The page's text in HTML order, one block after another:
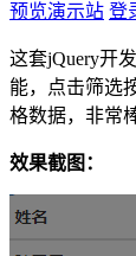
预览演示站 登
这套jQuery开
能，点击筛选
格数据，非常
效果截图：